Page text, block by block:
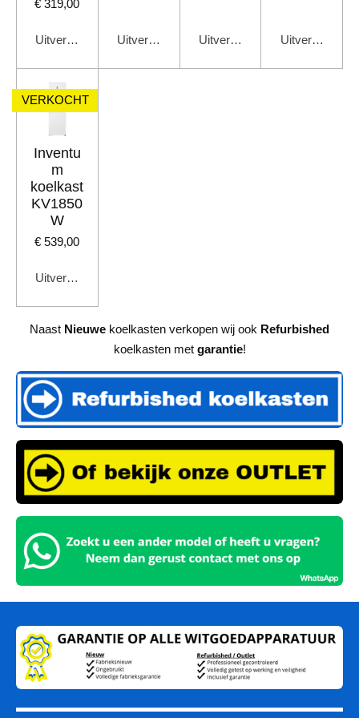
€ 319,00
Uitverkocht Uitverkocht Uitverkocht Uitverkocht
VERKOCHT
Inventu
m
koelkast
KV1850
W
€ 539,00
Uitverkocht
Naast Nieuwe koelkasten verkopen wij ook Refurbished
koelkasten met garantie!